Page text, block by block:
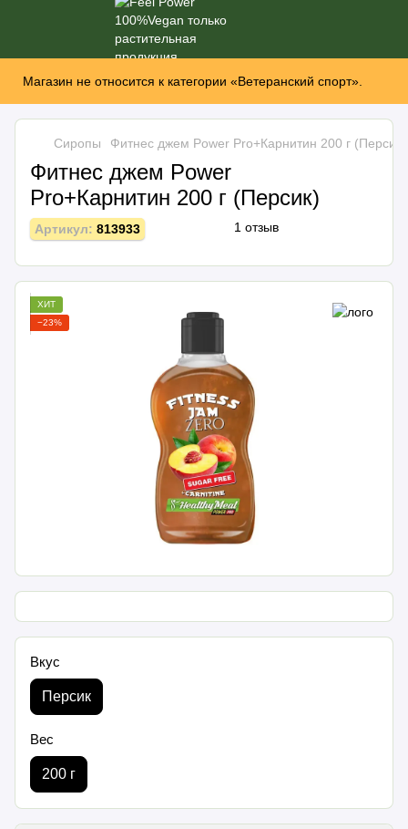
Магазин не относится к категории «Ветеранский спорт».
Сиропы Фитнес джем Power Pro+Карнитин 200 г (Персик)
Фитнес джем Power
Pro+Карнитин 200 г (Персик)
Артикул: 813933 1 отзыв
ХИТ
−23%
Вкус
Персик
Вес
200 г